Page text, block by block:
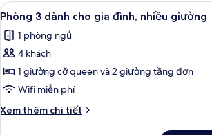
giường
Xem
tất
cả
ảnh
Phòng
3
dành
cho
Phòng 3
3
Phòng 3 dành cho gia đình, nhiều giường
1 phòng ngủ
4 khách
1 giường cỡ queen và 2 giường tầng đơn
Wifi miễn phí
Xem thêm chi tiết
Chi